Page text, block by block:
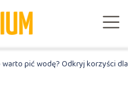
pić wodę? Odkryj korzyści dla